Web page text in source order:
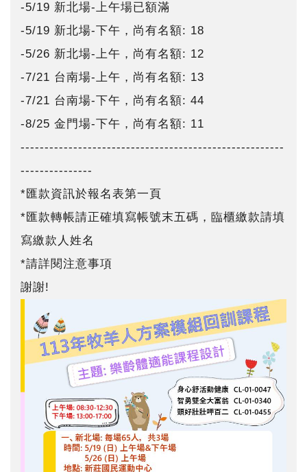
-5/19 新北場-上午場已額滿
-5/19 新北場-下午，尚有名額: 18
-5/26 新北場-上午，尚有名額: 12
-7/21 台南場-上午，尚有名額: 13
-7/21 台南場-下午，尚有名額: 44
-8/25 金門場-下午，尚有名額: 11
-------------------------------------------------------
---------------
*匯款資訊於報名表第一頁
*匯款轉帳請正確填寫帳號末五碼，臨櫃繳款請填
寫繳款人姓名
*請詳閱注意事項
謝謝!